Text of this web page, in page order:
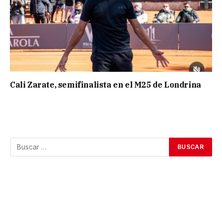
Cali Zarate, semifinalista en el M25 de Londrina